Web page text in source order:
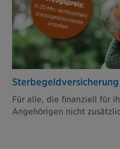
Sterbegeld­versicherung
Für alle, die finanziell für
Angehörigen nicht